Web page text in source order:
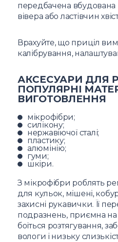
передбачена вбудована
вівера або ластівчин
Врахуйте, що приціл
калібрування,
АКСЕСУАРИ ДЛЯ
ПОПУЛЯРНІ
ВИГОТОВЛЕННЯ
мікрофібри;
силікону;
нержавіючої сталі;
пластику;
алюмінію;
гуми;
шкіри.
З мікрофібри роблять
для кульок, мішені,
захисні рукавички. Її
подразнень, приємна на
боїться розтягування,
вологи і низьку